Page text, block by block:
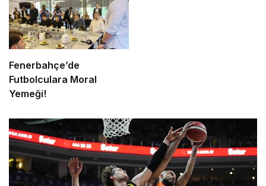
Fenerbahçe’de
Futbolculara Moral
Yemeği!